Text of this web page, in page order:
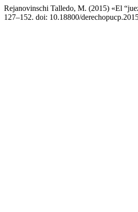
Rejanovinschi Talledo, M. (2015) «El
127–152. doi: 10.18800/